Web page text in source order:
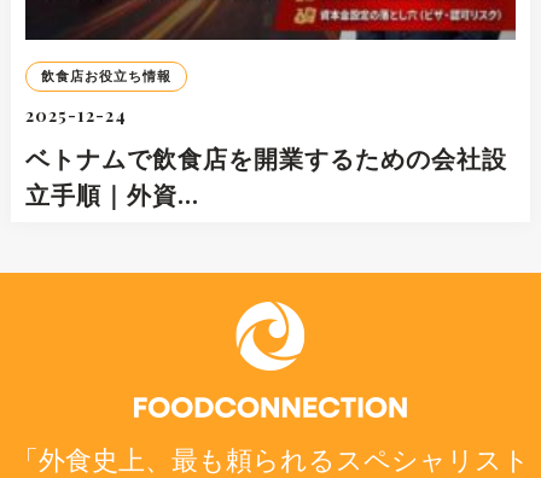
飲食店お役立ち情報
2025-12-24
ベトナムで飲食店を開業するための会社設
立手順｜外資…
「外食史上、最も頼られるスペシャリスト